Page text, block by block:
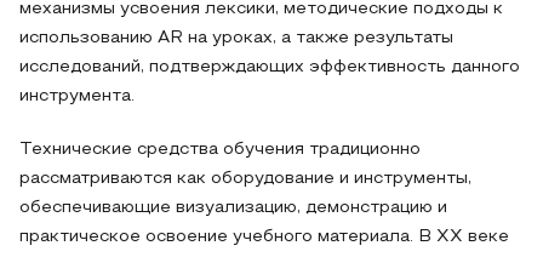
механизмы усвоения лексики, методические подходы к
использованию AR на уроках, а также результаты
исследований, подтверждающих эффективность данного
инструмента.
Технические средства обучения традиционно
рассматриваются как оборудование и инструменты,
обеспечивающие визуализацию, демонстрацию и
практическое освоение учебного материала. В XX веке